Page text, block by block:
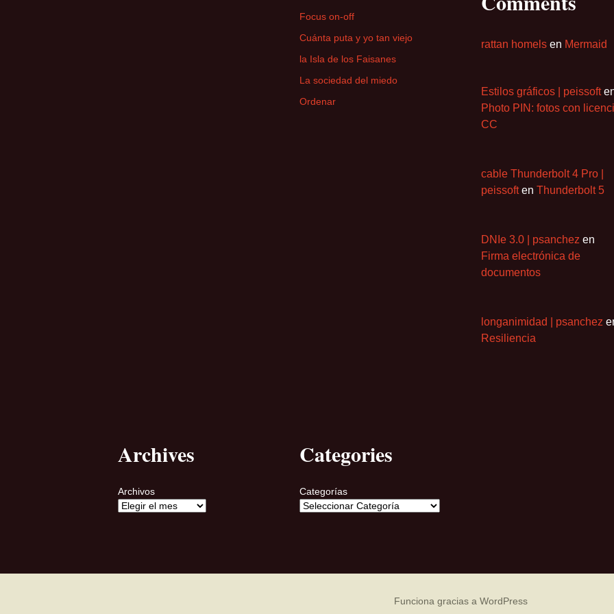
Focus on-off
Cuánta puta y yo tan viejo
la Isla de los Faisanes
La sociedad del miedo
Ordenar
rattan homels en Mermaid
Estilos gráficos | peissoft
Photo PIN: fotos con
CC
cable Thunderbolt 4 Pro |
peissoften Thunderbolt 5
DNIe 3.0 | psanchez en
Firma electrónica de
documentos
longanimidad | psanchez
Resiliencia
Archives
Archivos
Categories
Categorías
Funciona gracias a WordPress